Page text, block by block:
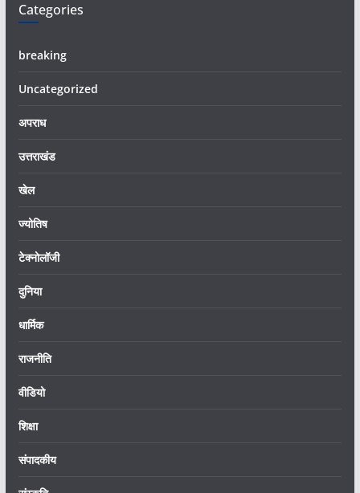
Categories
breaking
Uncategorized
अपराध
उत्तराखंड
खेल
ज्योतिष
टेक्नोलॉजी
दुनिया
धार्मिक
राजनीति
वीडियो
शिक्षा
संपादकीय